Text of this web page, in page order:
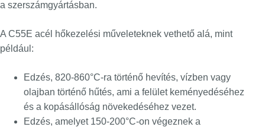
a szerszámgyártásban.
A C55E acél hőkezelési műveleteknek vethető alá, mint
például:
Edzés, 820-860°C-ra történő hevítés, vízben vagy
olajban történő hűtés, ami a felület keményedéséhez
és a kopásállóság növekedéséhez vezet.
Edzés, amelyet 150-200°C-on végeznek a